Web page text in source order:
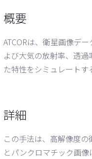
概要
ATCORは、衛星画像デ
よび大気の放射率、透
た特性をシミュレートす
詳細
この手法は、高解像度
とパンクロマチック画